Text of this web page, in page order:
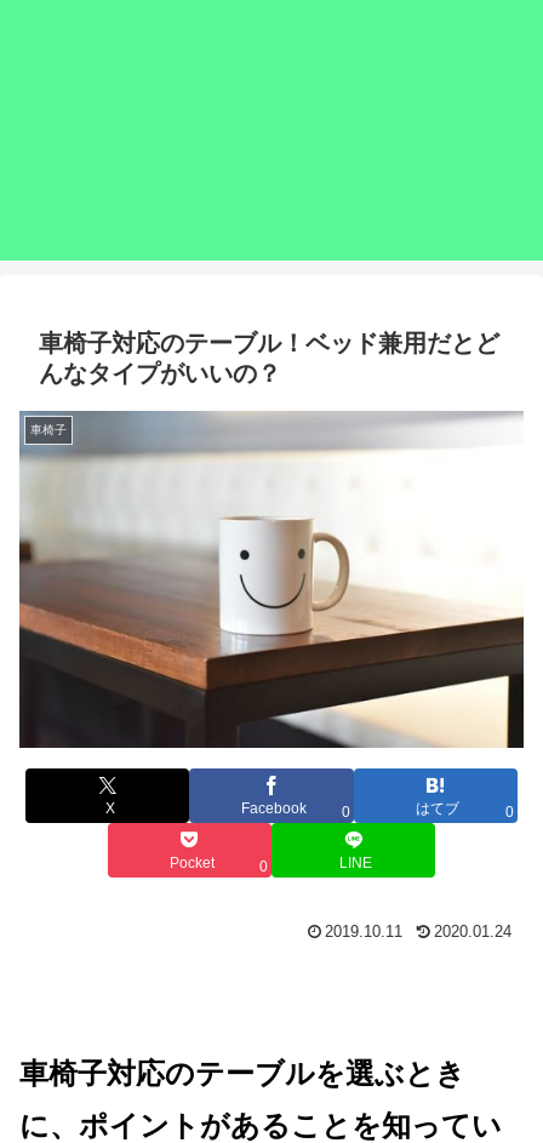
車椅子対応のテーブル！ベッド兼用だとど
んなタイプがいいの？
車椅子
X Facebook 0 はてブ 0
Pocket 0 LINE
2019.10.11 2020.01.24
車椅子対応のテーブルを選ぶとき
に、ポイントがあることを知ってい